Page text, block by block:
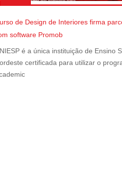
de Design de Interiores firma
software Promob
é a única instituição de Ensino
certificada para utilizar o